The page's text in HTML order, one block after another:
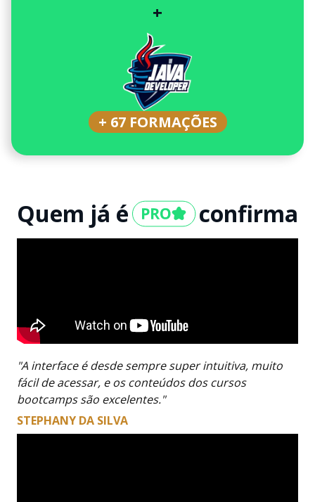
+
+ 67 FORMAÇÕES
Quem já é confirma
"A interface é desde sempre super intuitiva, muito
fácil de acessar, e os conteúdos dos cursos
bootcamps são excelentes."
STEPHANY DA SILVA